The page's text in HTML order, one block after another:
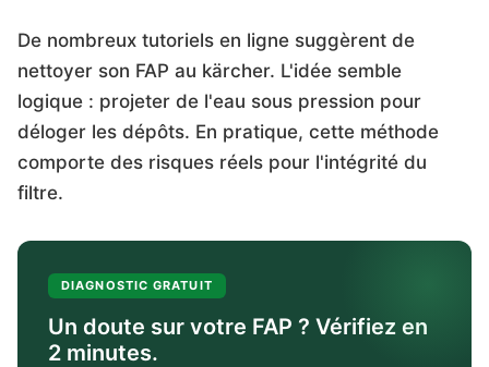
De nombreux tutoriels en ligne suggèrent de
nettoyer son FAP au kärcher. L'idée semble
logique : projeter de l'eau sous pression pour
déloger les dépôts. En pratique, cette méthode
comporte des risques réels pour l'intégrité du
filtre.
DIAGNOSTIC GRATUIT
Un doute sur votre FAP ? Vérifiez en
2 minutes.